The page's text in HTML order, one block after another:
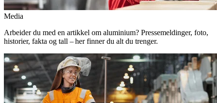
Media
Arbeider du med en artikkel om aluminium? Pressemeldinger, foto,
historier, fakta og tall – her finner du alt du trenger.